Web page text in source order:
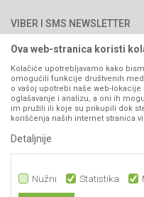
Kontakt
Pravo na odustajanje
Reklamacije
Povraćaj sredstava
Zamjena artikala
Plaćanje karticama
VIBER I SMS NEWSLETTER
PRATITE NAS
Ova web-stranica koristi
Kolačiće upotrebljavamo kako
omogućili funkcije društvenih
o vašoj upotrebi naše web-
oglašavanje i analizu, a oni ih
im pružili ili koje su prikupili dok
korišćenja naših internet stranica
Detaljnije
Nužni Statistika